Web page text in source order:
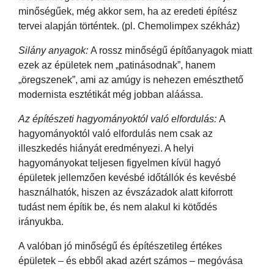
minőségűek, még akkor sem, ha az eredeti építész
tervei alapján történtek. (pl. Chemolimpex székház)
Silány anyagok: A rossz minőségű építőanyagok miatt
ezek az épületek nem „patinásodnak”, hanem
„öregszenek”, ami az amúgy is nehezen emészthető
modernista esztétikát még jobban aláássa.
Az építészeti hagyományoktól való elfordulás: A
hagyományoktól való elfordulás nem csak az
illeszkedés hiányát eredményezi. A helyi
hagyományokat teljesen figyelmen kívül hagyó
épületek jellemzően kevésbé időtállók és kevésbé
használhatók, hiszen az évszázadok alatt kiforrott
tudást nem építik be, és nem alakul ki kötődés
irányukba.
A valóban jó minőségű és építészetileg értékes
épületek – és ebből akad azért számos – megóvása